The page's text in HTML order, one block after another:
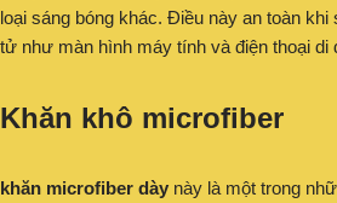
loại sáng bóng khác. Điều này an toàn khi
tử như màn hình máy tính và điện thoại di
Khăn khô microfiber
khăn microfiber dày này là một trong